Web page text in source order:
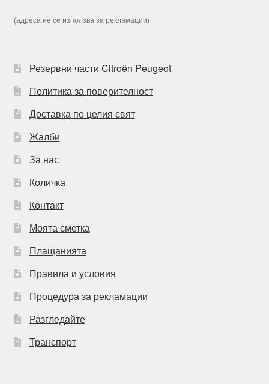
(адреса не се използва за рекламации)
Резервни части Citroën Peugeot
Политика за поверителност
Доставка по целия свят
Жалби
За нас
Количка
Контакт
Моята сметка
Плащанията
Правила и условия
Процедура за рекламации
Разгледайте
Транспорт